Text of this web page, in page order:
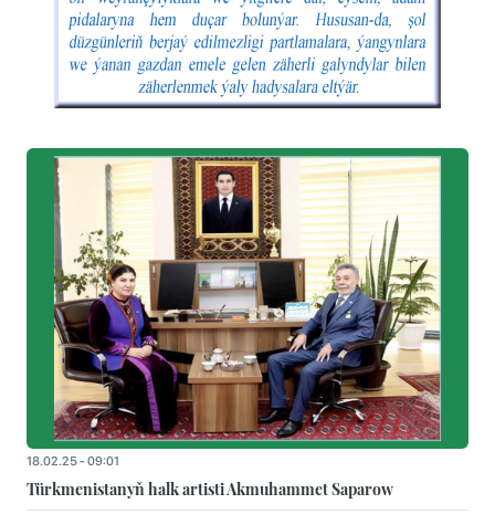
18.02.25 - 09:01
Türkmenistanyň halk artisti Akmuhammet Saparow